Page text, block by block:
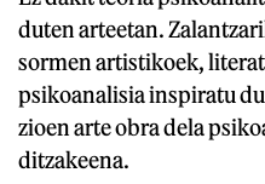
duten arteetan.
sormen artistikoek,
psikoanalisia inspiratu
zioen arte obra dela
ditzakeena.